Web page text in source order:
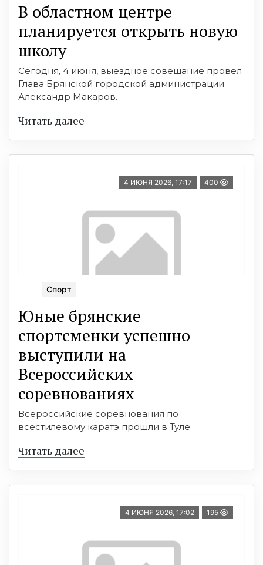
В областном центре
планируется открыть новую
школу
Сегодня, 4 июня, выездное совещание провел
Глава Брянской городской администрации
Александр Макаров.
Читать далее
4 ИЮНЯ 2026, 17:17 400
Спорт
Юные брянские
спортсменки успешно
выступили на
Всероссийских
соревнованиях
Всероссийские соревнования по
всестилевому каратэ прошли в Туле.
Читать далее
4 ИЮНЯ 2026, 17:02 195